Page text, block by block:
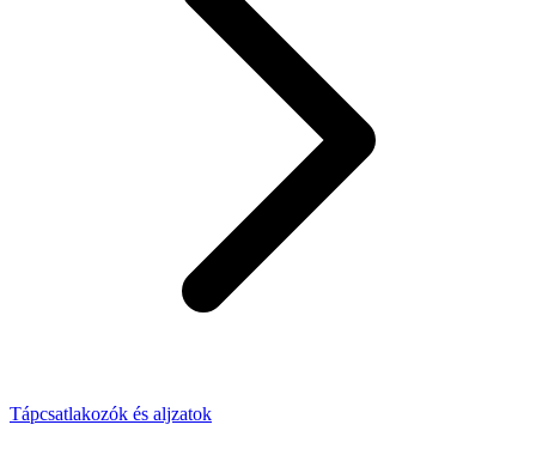
Tápcsatlakozók és aljzatok